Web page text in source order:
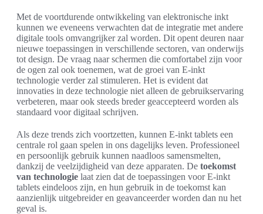
Met de voortdurende ontwikkeling van elektronische inkt
kunnen we eveneens verwachten dat de integratie met andere
digitale tools omvangrijker zal worden. Dit opent deuren naar
nieuwe toepassingen in verschillende sectoren, van onderwijs
tot design. De vraag naar schermen die comfortabel zijn voor
de ogen zal ook toenemen, wat de groei van E-inkt
technologie verder zal stimuleren. Het is evident dat
innovaties in deze technologie niet alleen de gebruikservaring
verbeteren, maar ook steeds breder geaccepteerd worden als
standaard voor digitaal schrijven.
Als deze trends zich voortzetten, kunnen E-inkt tablets een
centrale rol gaan spelen in ons dagelijks leven. Professioneel
en persoonlijk gebruik kunnen naadloos samensmelten,
dankzij de veelzijdigheid van deze apparaten. De toekomst
van technologie laat zien dat de toepassingen voor E-inkt
tablets eindeloos zijn, en hun gebruik in de toekomst kan
aanzienlijk uitgebreider en geavanceerder worden dan nu het
geval is.